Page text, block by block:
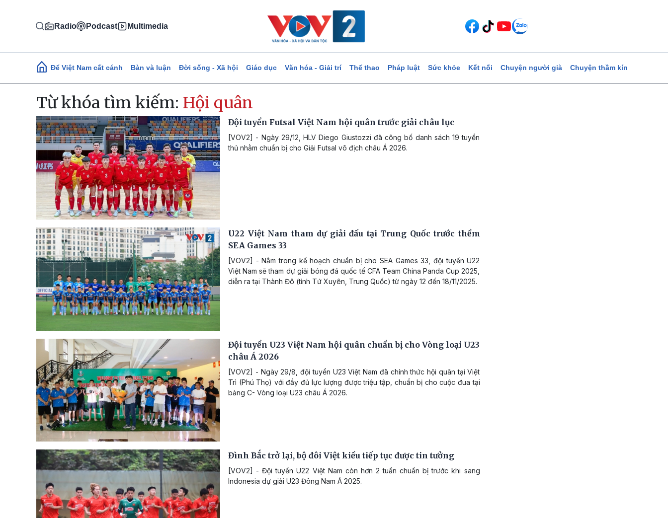
Radio Podcast Multimedia
Main navigation
Để Việt Nam cất cánh Bàn và luận Đời sống - Xã hội Giáo dục Văn hóa - Giải trí Thể thao Pháp luật Sức khỏe Kết nối Chuyện người già Chuyện thầm kín
Từ khóa tìm kiếm: Hội quân
Đội tuyển Futsal Việt Nam hội quân trước giải châu lục
[VOV2] - Ngày 29/12, HLV Diego Giustozzi đã công bố danh sách 19 tuyển
thủ nhằm chuẩn bị cho Giải Futsal vô địch châu Á 2026.
U22 Việt Nam tham dự giải đấu tại Trung Quốc trước thềm
SEA Games 33
[VOV2] - Nằm trong kế hoạch chuẩn bị cho SEA Games 33, đội tuyển U22
Việt Nam sẽ tham dự giải bóng đá quốc tế CFA Team China Panda Cup 2025,
diễn ra tại Thành Đô (tỉnh Tứ Xuyên, Trung Quốc) từ ngày 12 đến 18/11/2025.
Đội tuyển U23 Việt Nam hội quân chuẩn bị cho Vòng loại U23
châu Á 2026
[VOV2] - Ngày 29/8, đội tuyển U23 Việt Nam đã chính thức hội quân tại Việt
Trì (Phú Thọ) với đầy đủ lực lượng được triệu tập, chuẩn bị cho cuộc đua tại
bảng C- Vòng loại U23 châu Á 2026.
Đình Bắc trở lại, bộ đôi Việt kiều tiếp tục được tin tưởng
[VOV2] - Đội tuyển U22 Việt Nam còn hơn 2 tuần chuẩn bị trước khi sang
Indonesia dự giải U23 Đông Nam Á 2025.